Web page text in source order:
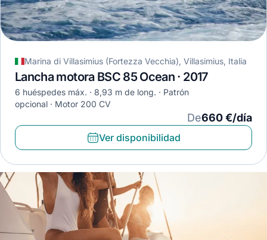
Marina di Villasimius (Fortezza Vecchia), Villasimius, Italia
Lancha motora BSC 85 Ocean · 2017
6 huéspedes máx. 8,93 m de long.
Patrón
opcional
Motor 200 CV
De660 €/día
Ver disponibilidad